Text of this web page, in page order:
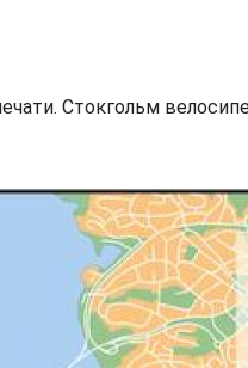
Стокгольм